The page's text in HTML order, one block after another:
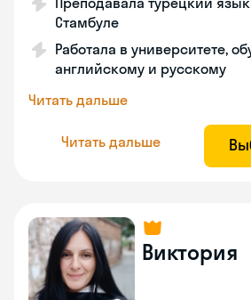
Стамбуле
Работала в университете,
английскому и русскому
Читать дальше
Читать дальше
Виктория